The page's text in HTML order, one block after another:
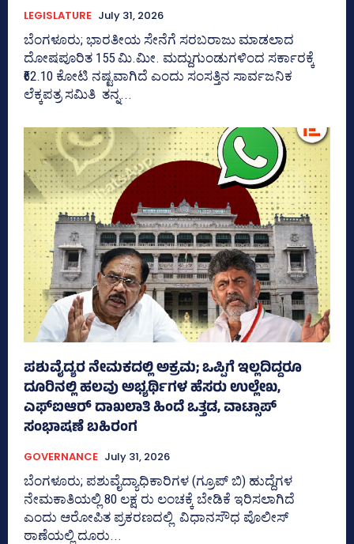
LEGISLATURE July 31, 2026
ಬೆಂಗಳೂರು; ಭಾರತೀಯ ಸೇನೆಗೆ ಸರಬರಾಜು ಮಾಡಲಾದ
ದೋಷಪೂರಿತ 155 ಮಿ.ಮೀ. ಮದ್ದುಗುಂಡುಗಳಿಂದ ಸರ್ಕಾರಕ್ಕೆ
₹62.10 ಕೋಟಿ ನಷ್ಟವಾಗಿದೆ ಎಂದು ಸಂಸತ್ತಿನ ಸಾರ್ವಜನಿಕ
ಲೆಕ್ಕಪತ್ರ ಸಮಿತಿ ತನ್ನ...
ಪಶುವೈದ್ಯರ ನೇಮಕದಲ್ಲಿ ಅಕ್ರಮ; ಒಪ್ಪಿಗೆ ಇಲ್ಲದಿದ್ದರೂ
ದೂರಿನಲ್ಲಿ ಹಲವು ಅಭ್ಯರ್ಥಿಗಳ ಹೆಸರು ಉಲ್ಲೇಖ,
ಎಫ್‌ಐಆರ್ ದಾಖಲಾತಿ ಹಿಂದೆ ಒತ್ತಡ, ವಾಟ್ಸಾಪ್‌
ಸಂಭಾಷಣೆ ಬಹಿರಂಗ
GOVERNANCE July 31, 2026
ಬೆಂಗಳೂರು; ಪಶುವೈದ್ಯಾಧಿಕಾರಿಗಳ (ಗ್ರೂಪ್ ಬಿ) ಹುದ್ದೆಗಳ
ನೇಮಕಾತಿಯಲ್ಲಿ 80 ಲಕ್ಷ ರು ಲಂಚಕ್ಕೆ ಬೇಡಿಕೆ ಇರಿಸಲಾಗಿದೆ
ಎಂದು ಆರೋಪಿತ ಪ್ರಕರಣದಲ್ಲಿ ವಿಧಾನಸೌಧ ಪೊಲೀಸ್‌
ಠಾಣೆಯಲ್ಲಿ ದೂರು...